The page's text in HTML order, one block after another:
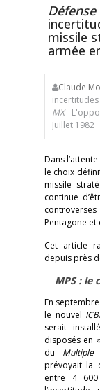
missile
armée
Claude
MX-
Juillet 1982
Dans
le choix
missile
continue
Pentagone et
Cet article
depuis près
MPS : le
En
le nouvel
serait
disposés en
du Multiple
prévoyait la
entre 4 600